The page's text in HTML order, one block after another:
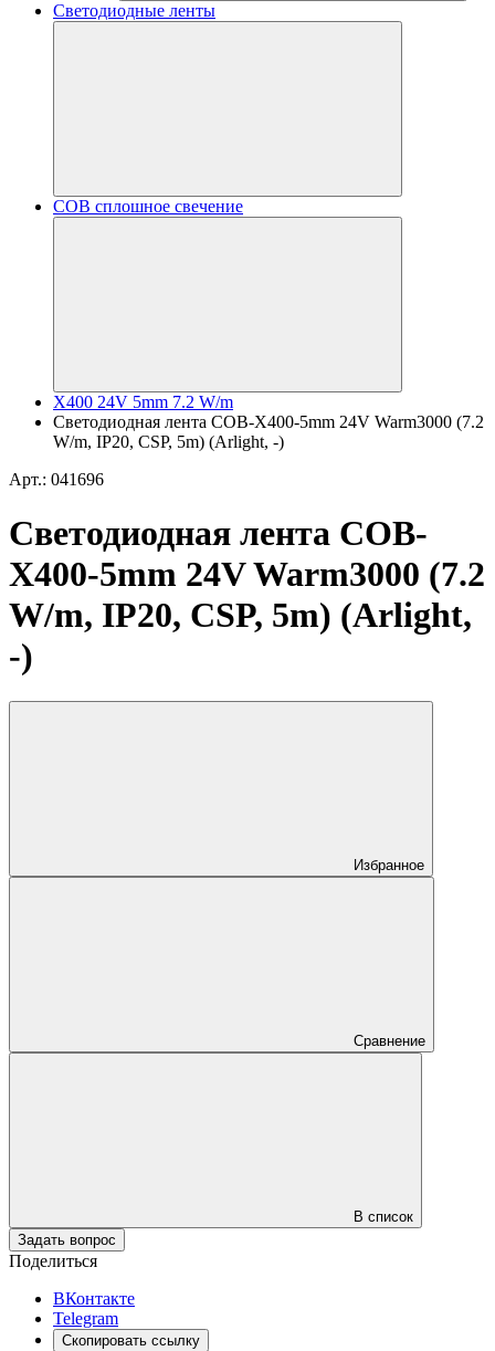
Светодиодные ленты
COB сплошное свечение
X400 24V 5mm 7.2 W/m
Светодиодная лента COB-X400-5mm 24V Warm3000 (7.2
W/m, IP20, CSP, 5m) (Arlight, -)
Арт.: 041696
Светодиодная лента COB-
X400-5mm 24V Warm3000 (7.2
W/m, IP20, CSP, 5m) (Arlight,
-)
Избранное
Сравнение
В список
Задать вопрос
Поделиться
ВКонтакте
Telegram
Скопировать ссылку